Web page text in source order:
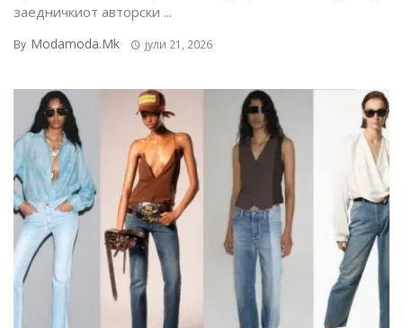
заедничкиот авторски ...
By Modamoda.mk јули 21, 2026